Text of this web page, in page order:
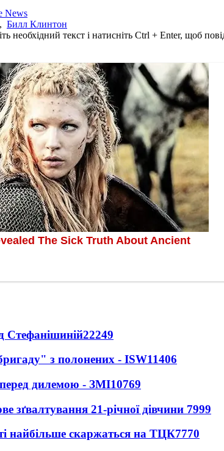
News
, Билл Клинтон
необхідний текст і натисніть Ctrl + Enter, щоб
Стефанішиній22249
з полонених - ISW11406
дилемою - ЗМІ10769
зґвалтування 21-річної дівчини 7999
найбільше скаржаться на ТЦК7770